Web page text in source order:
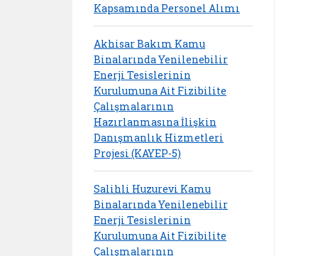
Kapsamında Personel Alımı
Akhisar Bakım Kamu
Binalarında Yenilenebilir
Enerji Tesislerinin
Kurulumuna Ait Fizibilite
Çalışmalarının
Hazırlanmasına İlişkin
Danışmanlık Hizmetleri
Projesi (KAYEP-5)
Salihli Huzurevi Kamu
Binalarında Yenilenebilir
Enerji Tesislerinin
Kurulumuna Ait Fizibilite
Çalışmalarının